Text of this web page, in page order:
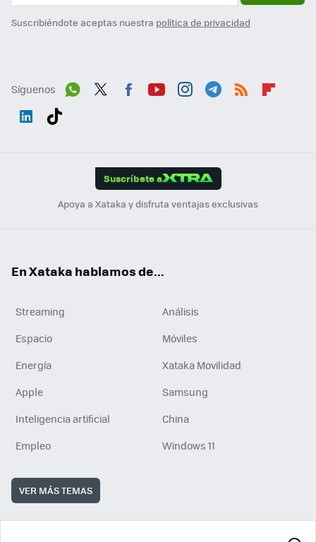
Suscribiéndote aceptas nuestra política de privacidad
Síguenos
Suscríbete a
Apoya a Xataka y disfruta ventajas exclusivas
En Xataka hablamos de...
Streaming
Análisis
Espacio
Móviles
Energía
Xataka Movilidad
Apple
Samsung
Inteligencia artificial
China
Empleo
Windows 11
VER MÁS TEMAS